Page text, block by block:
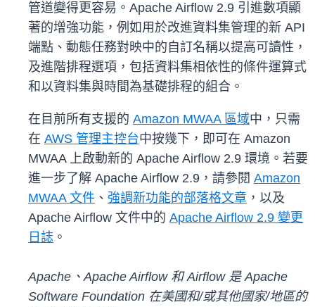
管道變得更容易。Apache Airflow 2.9 引進數項顯
著的增強功能，例如用於改進資料集管理的新 API
端點、動態任務對映中的自訂名稱以提高可讀性，
及進階排程選項，包括資料集相依性的條件運算式
和以資料集與時間為基礎排程的組合。
在目前所有支援的 Amazon MWAA 區域中，只需
在 AWS 管理主控台中按幾下，即可在 Amazon
MWAA 上啟動新的 Apache Airflow 2.9 環境。若要
進一步了解 Apache Airflow 2.9，請參閱 Amazon
MWAA 文件 、 強調新功能的部落格文章 ，以及
Apache Airflow 文件中的 Apache Airflow 2.9 變更
日誌 。
Apache、Apache Airflow 和 Airflow 是Apache
Software Foundation 在美國和/或其他國家/地區的